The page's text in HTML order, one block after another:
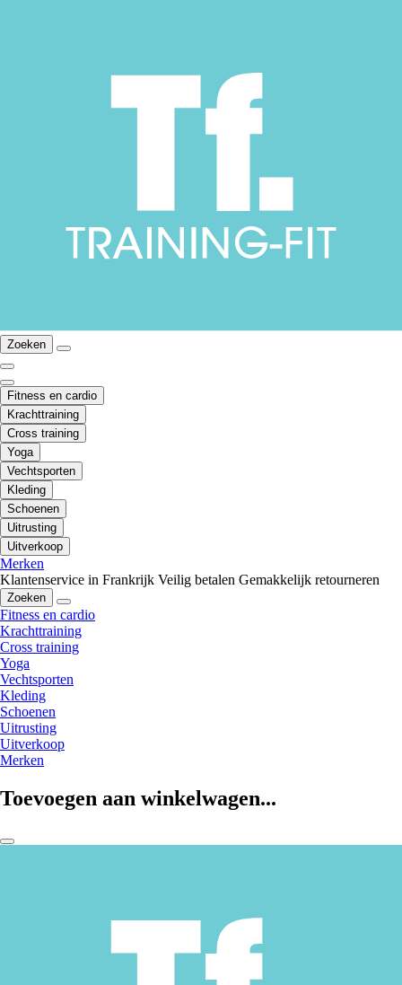
Zoeken
Fitness en cardio
Krachttraining
Cross training
Yoga
Vechtsporten
Kleding
Schoenen
Uitrusting
Uitverkoop
Merken
Klantenservice in Frankrijk Veilig betalen Gemakkelijk retourneren
Zoeken
Fitness en cardio
Krachttraining
Cross training
Yoga
Vechtsporten
Kleding
Schoenen
Uitrusting
Uitverkoop
Merken
Toevoegen aan winkelwagen...